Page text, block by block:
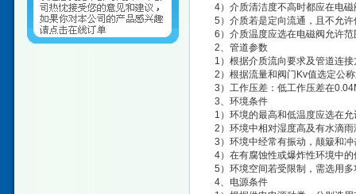
4）介质清洁度不高时都应在电
5）介质若是定向流通，且不允
6）介质温度应选在电磁阀允许范
2、管道参数
1）根据介质流向要求及管道连
2）根据流量和阀门Kv值选定公
3）工作压差：低工作压差在
3、环境条件
1）环境的最高和低温度应选在
2）环境中相对湿度高及有水滴
3）环境中经常有振动，颠簸和
4）在有腐蚀性或爆炸性环境中
5）环境空间若受限制，需选用
4、电源条件